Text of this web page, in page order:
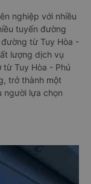
nghiệp với nhiều
tuyến đường
từ Tuy Hòa -
lượng dịch vụ
từ Tuy Hòa - Phú
trở thành một
người lựa chọn